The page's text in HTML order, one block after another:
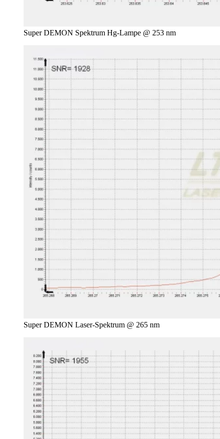
Super DEMON Spektrum Hg-Lampe @ 253 nm
Super DEMON Laser-Spektrum @ 265 nm